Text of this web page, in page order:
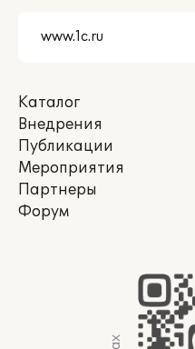
Каталог
Внедрения
Публикации
Мероприятия
Партнеры
Форум